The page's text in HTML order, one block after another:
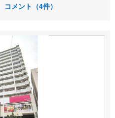
コメント（4件）